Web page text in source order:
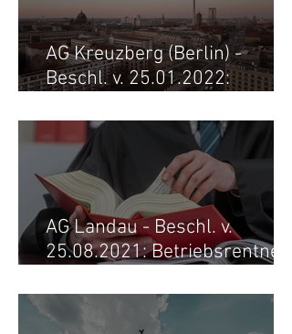
AG Kreuzberg (Berlin) -
Beschl. v. 25.01.2022:
Versorgungsausgleich zurück
AG Landau - Beschl. v.
25.08.2021: Betriebsrentner
alle Anrechte zurück